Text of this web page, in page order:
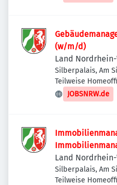
(w/m/d)
Land
Silberpalais, Am
Duisburg,
Teilweise
JOBSNRW.de
Land
Silberpalais, Am
Duisburg,
Teilweise